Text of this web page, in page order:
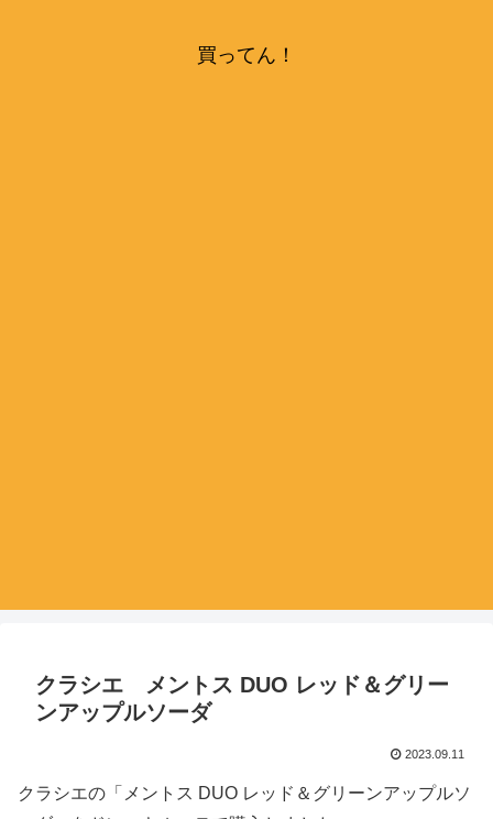
買ってん！
クラシエ メントス DUO レッド＆グリー
ンアップルソーダ
2023.09.11
クラシエの「メントス DUO レッド＆グリーンアップルソ